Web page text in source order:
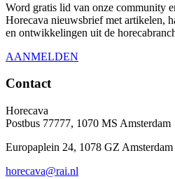
Word gratis lid van onze community
Horecava nieuwsbrief met artikelen,
en ontwikkelingen uit de
AANMELDEN
Contact
Horecava
Postbus 77777, 1070 MS Amsterdam
Europaplein 24, 1078 GZ Amsterdam
horecava@rai.nl